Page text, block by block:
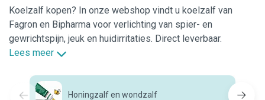
Koelzalf kopen? In onze webshop vindt u koelzalf van
Fagron en Bipharma voor verlichting van spier- en
gewrichtspijn, jeuk en huidirritaties. Direct leverbaar.
Lees meer
Honingzalf en wondzalf